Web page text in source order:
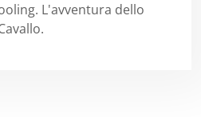
L'avventura dello